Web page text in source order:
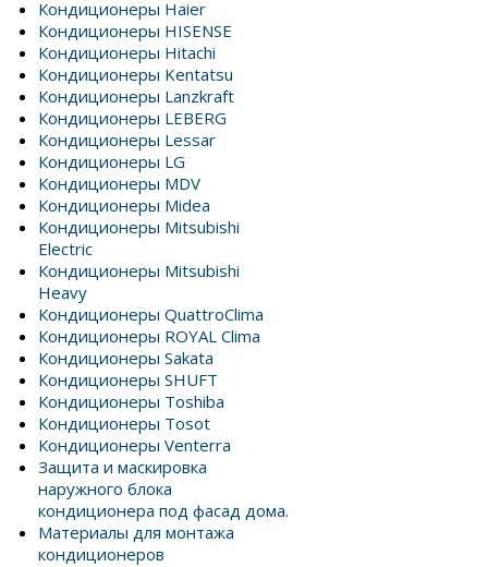
Кондиционеры Haier
Кондиционеры HISENSE
Кондиционеры Hitachi
Кондиционеры Kentatsu
Кондиционеры Lanzkraft
Кондиционеры LEBERG
Кондиционеры Lessar
Кондиционеры LG
Кондиционеры MDV
Кондиционеры Midea
Кондиционеры Mitsubishi
Electric
Кондиционеры Mitsubishi
Heavy
Кондиционеры QuattroClima
Кондиционеры ROYAL Clima
Кондиционеры Sakata
Кондиционеры SHUFT
Кондиционеры Toshiba
Кондиционеры Tosot
Кондиционеры Venterra
Защита и маскировка
наружного блока
кондиционера под фасад дома.
Материалы для монтажа
кондиционеров